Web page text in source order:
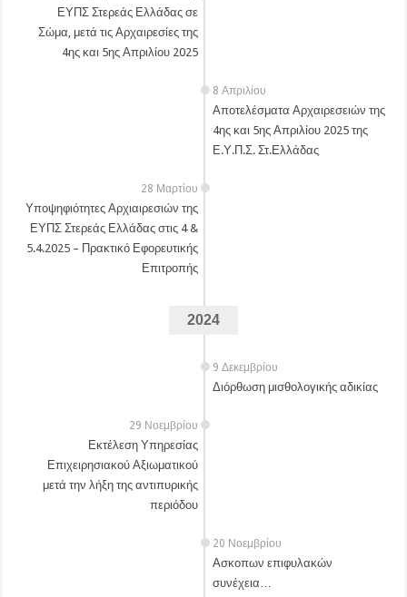
ΕΥΠΣ Στερεάς Ελλάδας σε
Σώμα, μετά τις Αρχαιρεσίες της
4ης και 5ης Απριλίου 2025
8 Απριλίου
Αποτελέσματα Αρχαιρεσειών της
4ης και 5ης Απριλίου 2025 της
Ε.Υ.Π.Σ. Στ.Ελλάδας
28 Μαρτίου
Υποψηφιότητες Αρχιαιρεσιών της
ΕΥΠΣ Στερεάς Ελλάδας στις 4 &
5.4.2025 – Πρακτικό Εφορευτικής
Επιτροπής
2024
9 Δεκεμβρίου
Διόρθωση μισθολογικής αδικίας
29 Νοεμβρίου
Εκτέλεση Υπηρεσίας
Επιχειρησιακού Αξιωματικού
μετά την λήξη της αντιπυρικής
περιόδου
20 Νοεμβρίου
Ασκοπων επιφυλακών
συνέχεια…